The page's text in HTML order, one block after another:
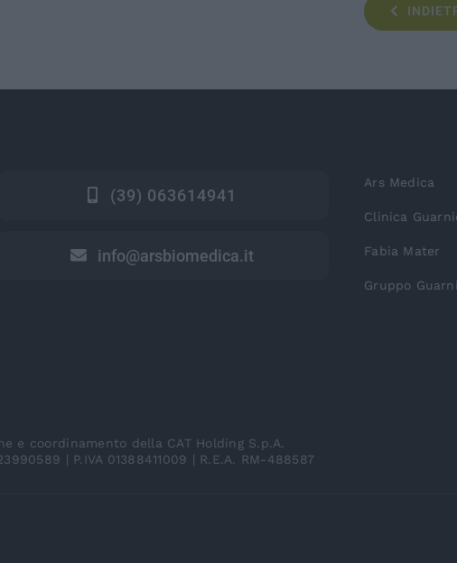
(39) 063614941
info@arsbiomedica.it
Ars Medica
Clinica
Fabia Mater
Gruppo
e coordinamento della CAT Holding S.p.A.
| P.IVA 01388411009 | R.E.A. RM-488587